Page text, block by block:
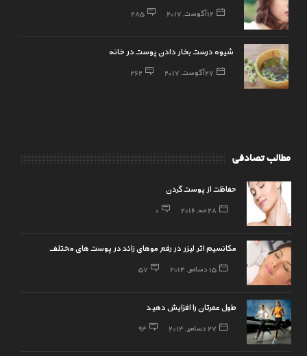
12 آگوست, 2017 285
شیوه درست بخار دادن پوست در خانه
27 آگوست, 2017 262
مطالب تصادفی
حفاظت از پوست گردن
28 مه, 2016 0
مکانسیم اثر لیزر در رفع موهای زائد در پوست های مختلف
15 دسامبر, 2014 57
طول عمرتان را افزایش دهید
27 دسامبر, 2014 94